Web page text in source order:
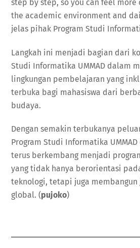
step by step, so you can feel
the academic environment and
jelas pihak Program Studi
Langkah ini menjadi bagian dari
Studi Informatika UMMAD dalam
lingkungan pembelajaran yang
terbuka bagi mahasiswa dari
budaya.
Dengan semakin terbukanya
Program Studi Informatika
terus berkembang menjadi
yang tidak hanya berorientasi
teknologi, tetapi juga
global. (pujoko)